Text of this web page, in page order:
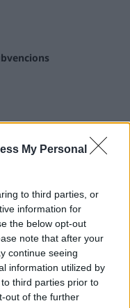
My Personal
to third parties, or
information for
the below opt-out
note that after your
continue seeing
information utilized by
third parties prior to
out of the further
unes festes amb més
per l’eclipsi
10 turistes visiten la
durant juliol i agost